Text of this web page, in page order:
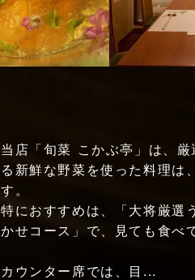
当店「旬菜 こかぶ亭」は、
る新鮮な野菜を使った料理は
す。
特におすすめは、「大将厳選
かせコース」で、見ても食べ
カウンター席では、目...